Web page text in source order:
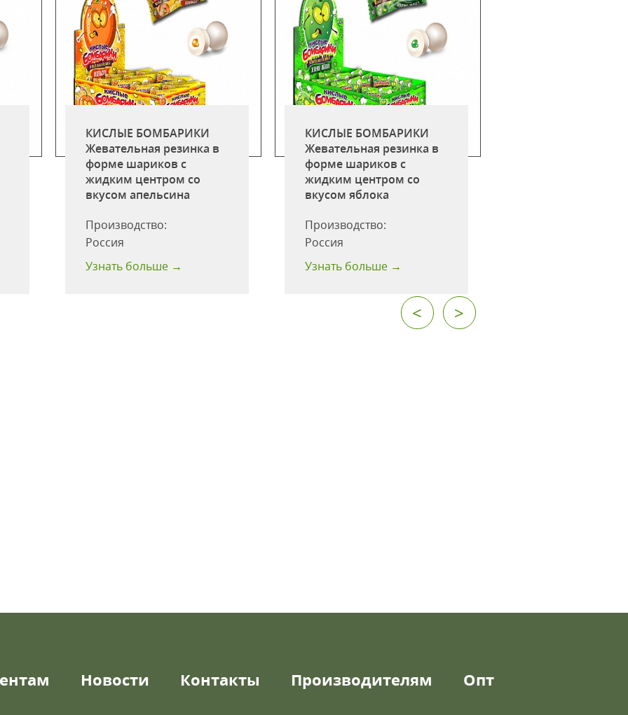
КИСЛЫЕ БОМБАРИКИ
Жевательная резинка в
форме шариков c
жидким центром со
вкусом апельсина
Производство:
Россия
Узнать больше →
КИСЛЫЕ БОМБАРИКИ
Жевательная резинка в
форме шариков c
жидким центром со
вкусом яблока
Производство:
Россия
Узнать больше →
< >
Новости Контакты Производителям Опт